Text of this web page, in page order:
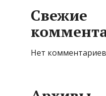
Свежие
Нет